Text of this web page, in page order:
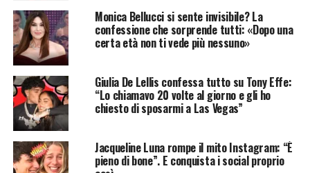
Monica Bellucci si sente invisibile? La
confessione che sorprende tutti: «Dopo una
certa età non ti vede più nessuno»
Giulia De Lellis confessa tutto su Tony Effe:
“Lo chiamavo 20 volte al giorno e gli ho
chiesto di sposarmi a Las Vegas”
Jacqueline Luna rompe il mito Instagram: “È
pieno di bone”. E conquista i social proprio